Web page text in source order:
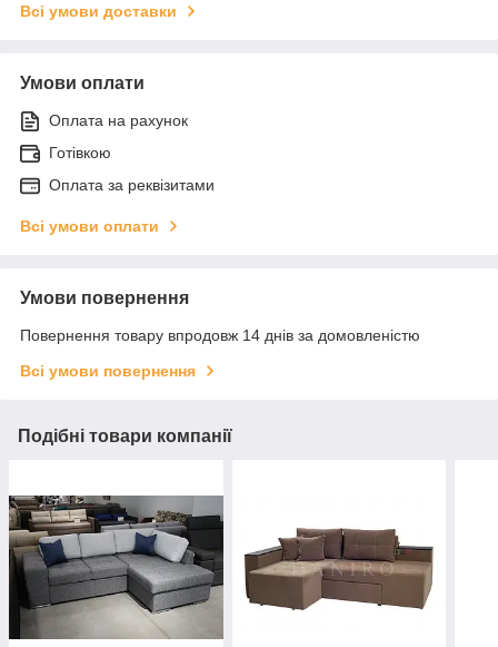
Всі умови доставки
Умови оплати
Оплата на рахунок
Готівкою
Оплата за реквізитами
Всі умови оплати
Умови повернення
Повернення товару впродовж 14 днів за домовленістю
Всі умови повернення
Подібні товари компанії